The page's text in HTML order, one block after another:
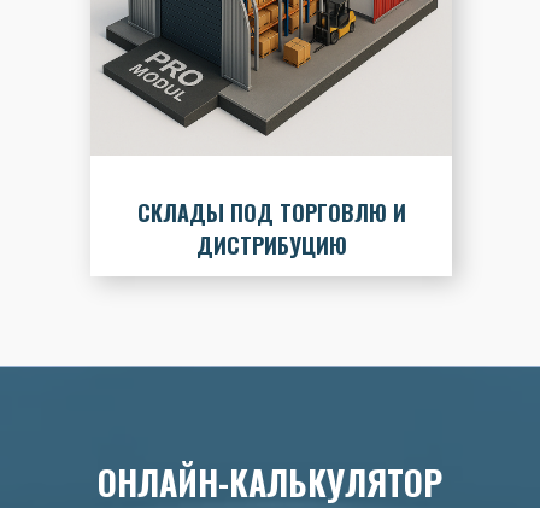
СКЛАДЫ ПОД ТОРГОВЛЮ И
ДИСТРИБУЦИЮ
ОНЛАЙН-КАЛЬКУЛЯТОР